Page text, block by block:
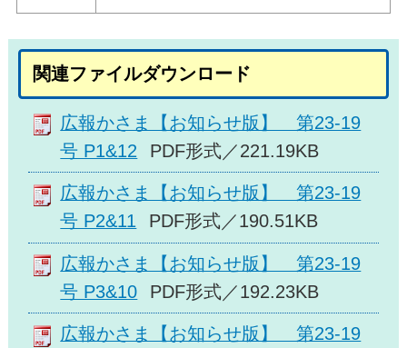
関連ファイルダウンロード
広報かさま【お知らせ版】 第23-19
号 P1&12
PDF形式／221.19KB
広報かさま【お知らせ版】 第23-19
号 P2&11
PDF形式／190.51KB
広報かさま【お知らせ版】 第23-19
号 P3&10
PDF形式／192.23KB
広報かさま【お知らせ版】 第23-19